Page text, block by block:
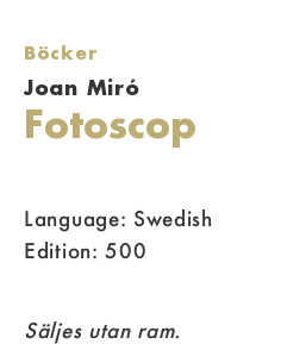
Böcker
Joan Miró
Fotoscop
Language: Swedish
Edition: 500
Säljes utan ram.